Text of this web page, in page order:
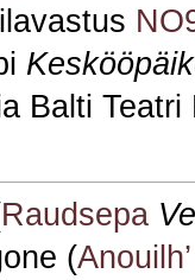
Balti
Raudsepa
(Anouilh’